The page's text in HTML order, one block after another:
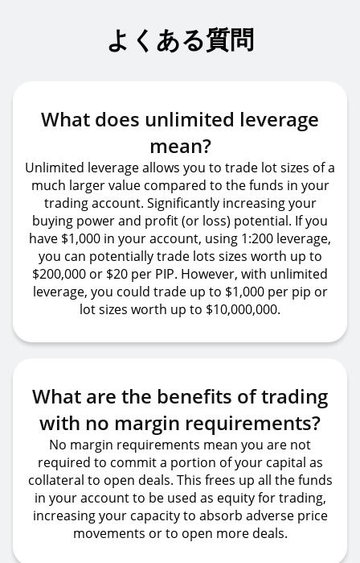
よくある質問
What does unlimited leverage
mean?
Unlimited leverage allows you to trade lot sizes of a
much larger value compared to the funds in your
trading account. Significantly increasing your
buying power and profit (or loss) potential. If you
have $1,000 in your account, using 1:200 leverage,
you can potentially trade lots sizes worth up to
$200,000 or $20 per PIP. However, with unlimited
leverage, you could trade up to $1,000 per pip or
lot sizes worth up to $10,000,000.
What are the benefits of trading
with no margin requirements?
No margin requirements mean you are not
required to commit a portion of your capital as
collateral to open deals. This frees up all the funds
in your account to be used as equity for trading,
increasing your capacity to absorb adverse price
movements or to open more deals.